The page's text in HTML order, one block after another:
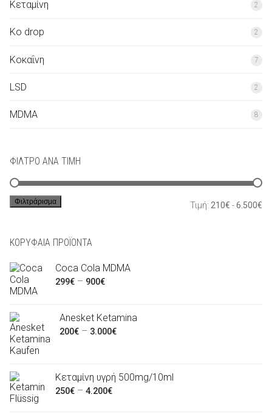
Κεταμίνη 2
Ko drop 2
Κοκαΐνη 7
LSD 2
MDMA 8
ΦΊΛΤΡΟ ΑΝΆ ΤΙΜΉ
Φιλτράρισμα Τιμή: 210€ -6.500€
ΚΟΡΥΦΑΊΑ ΠΡΟΪΌΝΤΑ
Coca Cola MDMA
299€ – 900€Preisspanne:
bis
900€
Anesket Ketamina
200€ – 3.000€Preisspanne:
3.000€
Κεταμίνη υγρή 500mg/10ml
250€ – 4.200€Preisspanne: